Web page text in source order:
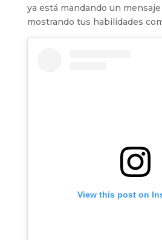
ya está mandando un mensaje
mostrando tus habilidades
View this post on